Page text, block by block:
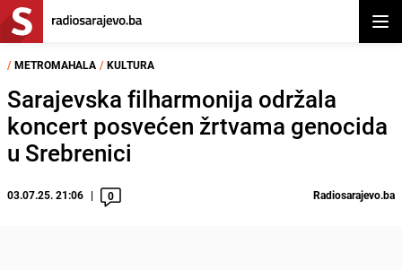
/ METROMAHALA / KULTURA
Sarajevska filharmonija održala
koncert posvećen žrtvama genocida
u Srebrenici
03.07.25. 21:06 0 Radiosarajevo.ba